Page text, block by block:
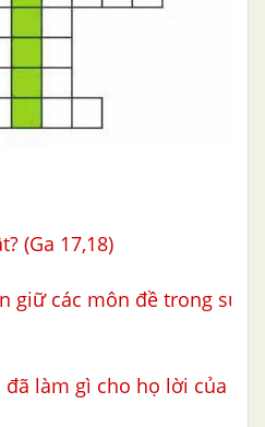
(Ga 17,18)
giữ các môn đề trong sự gì
làm gì cho họ lời của Cha